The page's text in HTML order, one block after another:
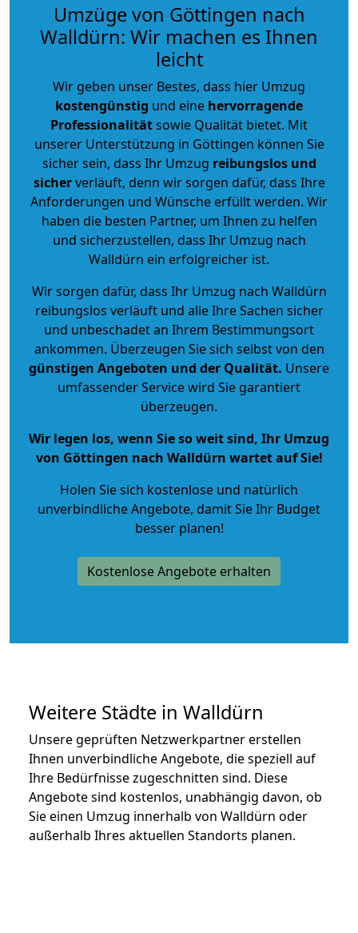
Umzüge von Göttingen nach
Walldürn: Wir machen es Ihnen
leicht
Wir geben unser Bestes, dass hier Umzug
kostengünstig und eine hervorragende
Professionalitätsowie Qualität bietet. Mit
unserer Unterstützung in Göttingen können Sie
sicher sein, dass Ihr Umzug reibungslos und
sicherverläuft, denn wir sorgen dafür, dass Ihre
Anforderungen und Wünsche erfüllt werden. Wir
haben die besten Partner, um Ihnen zu helfen
und sicherzustellen, dass Ihr Umzug nach
Walldürn ein erfolgreicher ist.
Wir sorgen dafür, dass Ihr Umzug nach Walldürn
reibungslos verläuft und alle Ihre Sachen sicher
und unbeschadet an Ihrem Bestimmungsort
ankommen. Überzeugen Sie sich selbst von den
günstigen Angeboten und der Qualität. Unsere
umfassender Service wird Sie garantiert
überzeugen.
Wir legen los, wenn Sie so weit sind, Ihr Umzug
von Göttingen nach Walldürn wartet auf Sie!
Holen Sie sich kostenlose und natürlich
unverbindliche Angebote, damit Sie Ihr Budget
besser planen!
Kostenlose Angebote erhalten
Weitere Städte in Walldürn
Unsere geprüften Netzwerkpartner erstellen
Ihnen unverbindliche Angebote, die speziell auf
Ihre Bedürfnisse zugeschnitten sind. Diese
Angebote sind kostenlos, unabhängig davon, ob
Sie einen Umzug innerhalb von Walldürn oder
außerhalb Ihres aktuellen Standorts planen.